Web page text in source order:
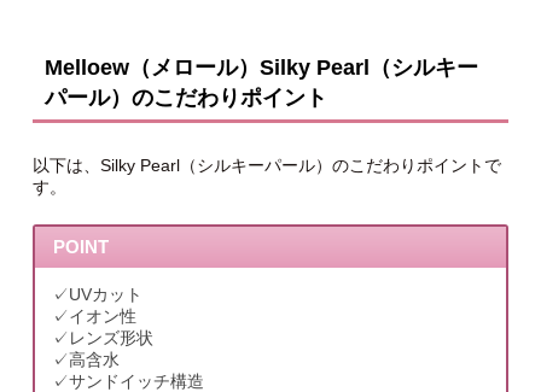
Melloew（メロール）Silky Pearl（シルキー
パール）のこだわりポイント
以下は、Silky Pearl（シルキーパール）のこだわりポイントで
す。
POINT
✓UVカット
✓イオン性
✓レンズ形状
✓高含水
✓サンドイッチ構造